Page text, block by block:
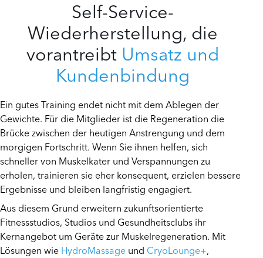
Self-Service-
Wiederherstellung, die
vorantreibt Umsatz und
Kundenbindung
Ein gutes Training endet nicht mit dem Ablegen der
Gewichte. Für die Mitglieder ist die Regeneration die
Brücke zwischen der heutigen Anstrengung und dem
morgigen Fortschritt. Wenn Sie ihnen helfen, sich
schneller von Muskelkater und Verspannungen zu
erholen, trainieren sie eher konsequent, erzielen bessere
Ergebnisse und bleiben langfristig engagiert.
Aus diesem Grund erweitern zukunftsorientierte
Fitnessstudios, Studios und Gesundheitsclubs ihr
Kernangebot um Geräte zur Muskelregeneration. Mit
Lösungen wie HydroMassage und CryoLounge+,